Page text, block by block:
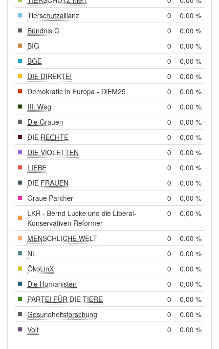
Tierschutzallianz
0
0,00 %
Bündnis C
0
0,00 %
BIG
0
0,00 %
BGE
0
0,00 %
DIE DIREKTE!
0
0,00 %
Demokratie in Europa - DiEM25
0
0,00 %
III. Weg
0
0,00 %
Die Grauen
0
0,00 %
DIE RECHTE
0
0,00 %
DIE VIOLETTEN
0
0,00 %
LIEBE
0
0,00 %
DIE FRAUEN
0
0,00 %
Graue Panther
0
0,00 %
LKR - Bernd Lucke und die Liberal-
Konservativen Reformer
0 0,00 %
MENSCHLICHE WELT 0
0,00 %
NL
0
0,00 %
ÖkoLinX
0
0,00 %
Die Humanisten
0
0,00 %
PARTEI FÜR DIE TIERE
0
0,00 %
Gesundheitsforschung
0
0,00 %
Volt
0 0,00 %